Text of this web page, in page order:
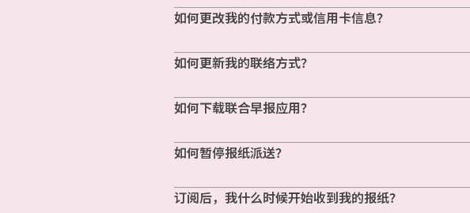
如何更改我的付款方式或信用卡信息？
如何更新我的联络方式？
如何下载联合早报应用？
如何暂停报纸派送？
订阅后，我什么时候开始收到我的报纸？